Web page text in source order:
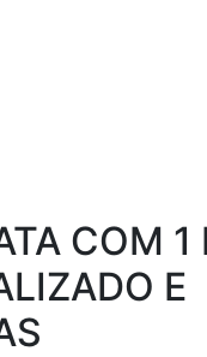
COM 1
E